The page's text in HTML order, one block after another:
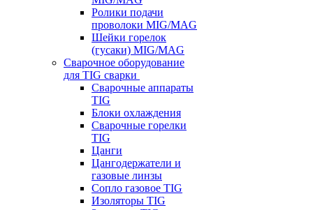
Ролики подачи
проволоки MIG/MAG
Шейки горелок
(гусаки) MIG/MAG
Сварочное оборудование
для TIG сварки
Сварочные аппараты
TIG
Блоки охлаждения
Сварочные горелки
TIG
Цанги
Цангодержатели и
газовые линзы
Сопло газовое TIG
Изоляторы TIG